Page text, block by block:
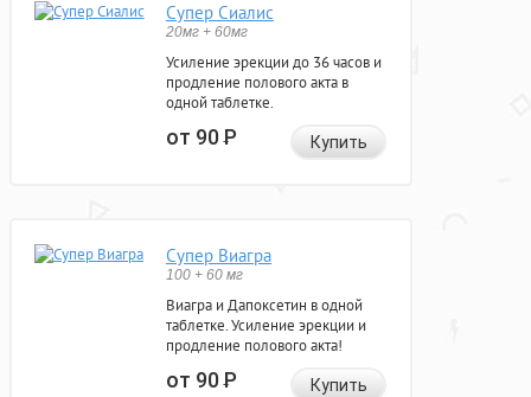
Супер Сиалис
20мг + 60мг
Усиление эрекции до 36 часов и
продление полового акта в
одной таблетке.
от 90Р Купить
Супер Виагра
100 + 60 мг
Виагра и Дапоксетин в одной
таблетке. Усиление эрекции и
продление полового акта!
от 90Р Купить